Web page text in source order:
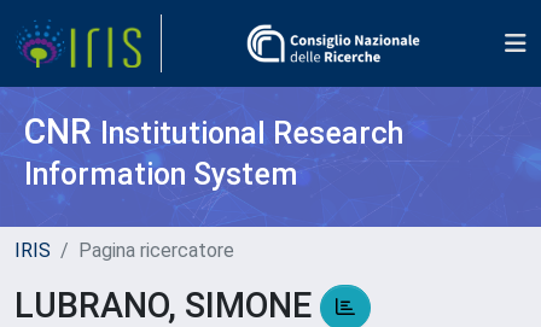
CNR Institutional Research
Information System
IRIS Pagina ricercatore
LUBRANO, SIMONE